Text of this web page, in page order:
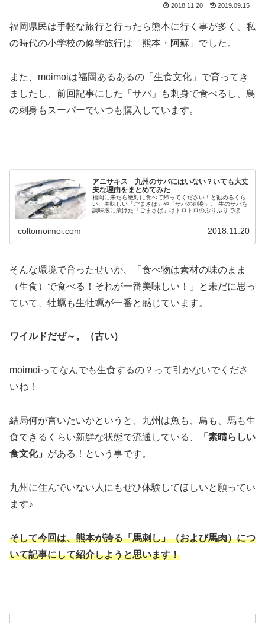
2018.11.20 2019.09.15
福岡県民は手軽な旅行と行ったら熊本に行く事が多く、私
の時代の小学校の修学旅行は「熊本・阿蘇」でした。
また、moimoiは福岡あるあるの「生食文化」で育ってき
ましたし、前回記事にした「サバ」も刺身で食べるし、鳥
の刺身もスーパーでいつも購入しています。
アニサキス 九州のサバにはいない？いても大丈
夫な理由をまとめてみた
福岡に来たら絶対に食べて帰ってください！と勧めるくら
い、美味しい「ごまさば」や「サバの刺身」。 生のサバを
調味液に漬けた「ごまさば」はトロトロのぷりぷりでほっ
coltomoimoi.com 2018.11.20
そんな環境で育ったせいか、「食べ物は素材の味のまま
（生食）で食べる！それが一番美味しい！」と未だに思っ
ていて、牡蠣も生牡蠣が一番と感じています。
ワイルドだぜ～。（古い）
moimoiってなんでも生食するの？って引かないでくださ
いね！
結局何が言いたいかというと、九州は魚も、鳥も、馬も生
食できるくらい新鮮な状態で流通している、
「素晴らしい
食文化」 がある！という事です。
九州に住んでいない人にもぜひ体験してほしいと願ってい
ます♪
そして今回は、熊本が誇る「馬刺し」（および馬肉）につ
いて記事にして紹介しようと思います！